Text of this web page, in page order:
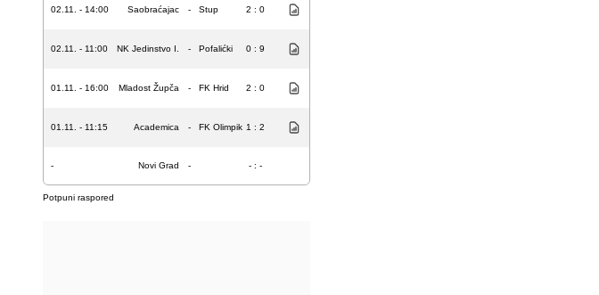
02.11. - 14:00 Saobraćajac - Stup 2 : 0
02.11. - 11:00 NK Jedinstvo I. - Pofalićki 0 : 9
01.11. - 16:00 Mladost Župča - FK Hrid 2 : 0
01.11. - 11:15 Academica - FK Olimpik 1 : 2
- Novi Grad - - : -
Potpuni raspored